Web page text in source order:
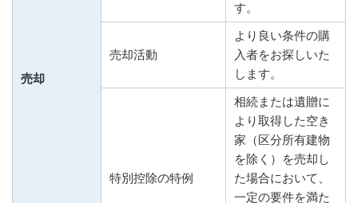
売却
す。
売却活動
より良い条件の購
入者をお探しいた
します。
特別控除の特例
相続または遺贈に
より取得した空き
家（区分所有建物
を除く）を売却し
た場合において、
一定の要件を満た